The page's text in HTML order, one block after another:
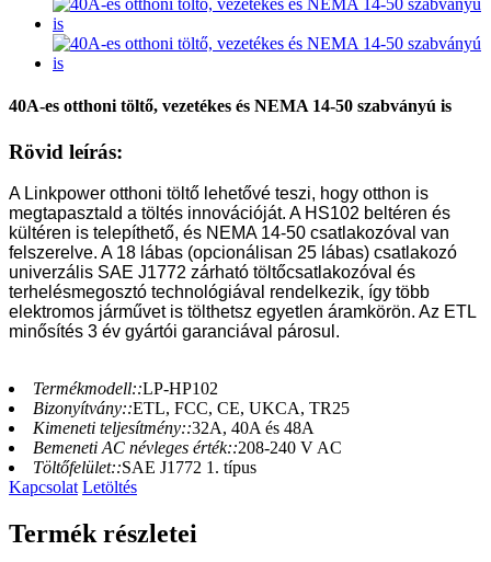
40A-es otthoni töltő, vezetékes és NEMA 14-50 szabványú is
Rövid leírás:
A Linkpower otthoni töltő lehetővé teszi, hogy otthon is
megtapasztald a töltés innovációját. A HS102 beltéren és
kültéren is telepíthető, és NEMA 14-50 csatlakozóval van
felszerelve. A 18 lábas (opcionálisan 25 lábas) csatlakozó
univerzális SAE J1772 zárható töltőcsatlakozóval és
terhelésmegosztó technológiával rendelkezik, így több
elektromos járművet is tölthetsz egyetlen áramkörön. Az ETL
minősítés 3 év gyártói garanciával párosul.
Termékmodell::LP-HP102
Bizonyítvány::ETL, FCC, CE, UKCA, TR25
Kimeneti teljesítmény::32A, 40A és 48A
Bemeneti AC névleges érték::208-240 V AC
Töltőfelület::SAE J1772 1. típus
Kapcsolat Letöltés
Termék részletei